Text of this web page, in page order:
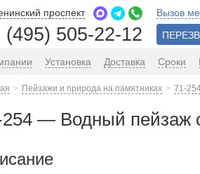
проспект
(495) 505-22-12
Вызов
Установка Доставка Сроки
Пейзажи и природа на памятниках 71-
254 — Водный пейзаж